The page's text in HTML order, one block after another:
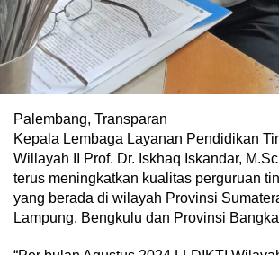
Palembang, Transparan
Kepala Lembaga Layanan Pendidikan
Willayah II Prof. Dr. Iskhaq Iskandar,
terus meningkatkan kualitas perguruan
yang berada di wilayah Provinsi
Lampung, Bengkulu dan Provinsi